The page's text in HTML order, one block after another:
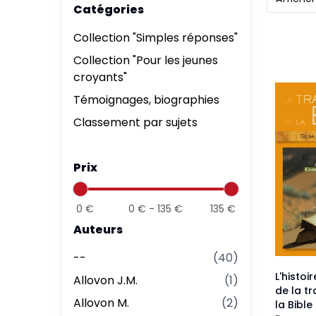
Nouveaux Testaments
Autres extraits
+ de 15 ans
Catégories
Collection "Simples réponses"
Collection "Pour les jeunes
croyants"
Témoignages, biographies
Classement par sujets
Prix
0 € 0 € -135 € 135 €
Auteurs
--
(40)
Allovon J.M.
(1)
Allovon M.
(2)
de la
la Bible